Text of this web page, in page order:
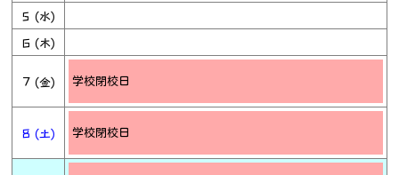
5 (水)
6 (木)
7 (金) 学校閉校日
8 (土) 学校閉校日